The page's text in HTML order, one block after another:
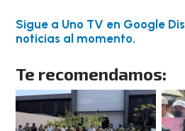
Sigue a Uno TV en Google
noticias al momento.
Te recomendamos: